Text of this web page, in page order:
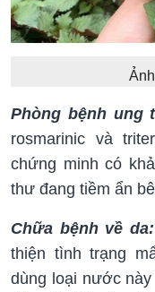
Phòng bệnh ung
rosmarinic và
chứng minh có
thư đang tiềm ẩn
Chữa bệnh về da:
thiện tình trạng
dùng loại nước